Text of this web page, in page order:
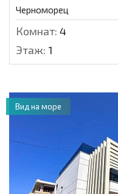
Черноморец
Комнат: 4
Этаж: 1
Вид на море